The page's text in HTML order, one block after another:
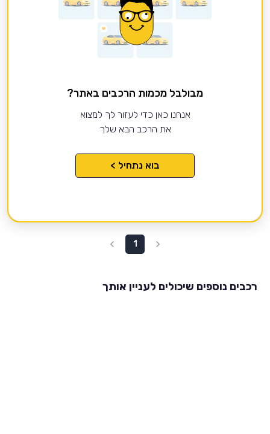
מבולבל מכמות הרכבים באתר?
אנחנו כאן כדי לעזור לך למצוא
את הרכב הבא שלך
בוא נתחיל >
1
רכבים נוספים שיכולים לעניין אותך